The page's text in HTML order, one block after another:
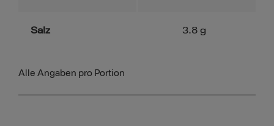
Salz 3.8 g
Alle Angaben pro Portion